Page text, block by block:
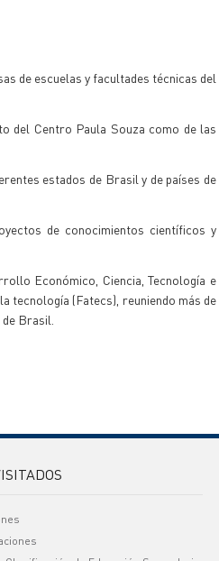
de escuelas y facultades técnicas del
del Centro Paula Souza como de las
estados de Brasil y de países de
de conocimientos científicos y
Económico, Ciencia, Tecnología e
tecnología (Fatecs), reuniendo más de
Brasil.